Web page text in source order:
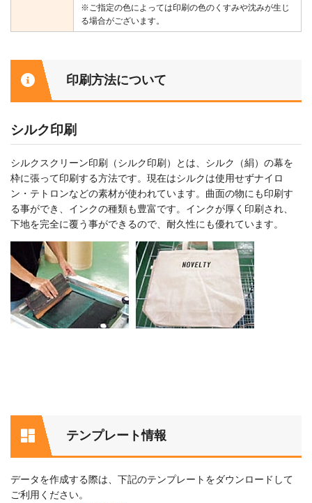
※ご指定の色によっては印刷の色のくすみや沈みが生じ
る場合がございます。
印刷方法について
シルク印刷
シルクスクリーン印刷（シルク印刷）とは、シルク（絹）の幕を
枠に張って印刷する方法です。現在はシルクは使用せずナイロ
ン・テトロンなどの素材が使われています。曲面の物にも印刷す
る事ができ、インクの種類も豊富です。インクが厚く印刷され、
下地を完全に覆う事ができるので、耐久性にも優れています。
テンプレート情報
データを作成する際は、下記のテンプレートをダウンロードして
ご利用ください。